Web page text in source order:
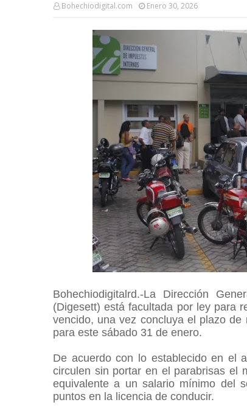
Bohechiodigital.com Enero 30, 2026
Bohechiodigitalrd.-La Dirección
(Digesett) está facultada por ley para
vencido, una vez concluya el plazo
para este sábado 31 de enero.
De acuerdo con lo establecido en el
circulen sin portar en el parabrisas el
equivalente a un salario mínimo del
puntos en la licencia de conducir.